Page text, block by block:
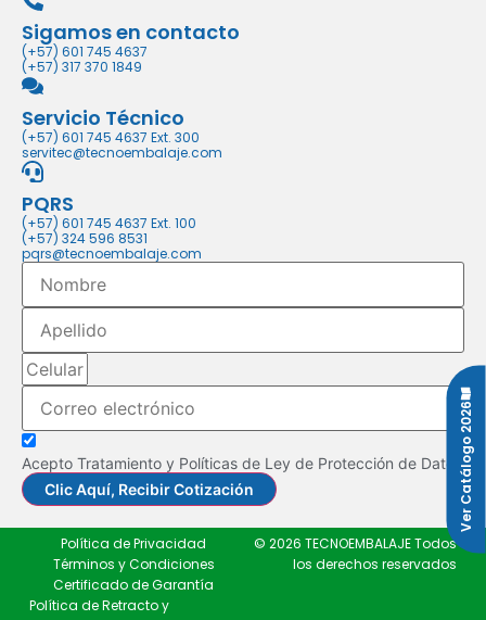
Ver Catálogo 2026
Sigamos en contacto
(+57) 601 745 4637
(+57) 317 370 1849
Servicio Técnico
(+57) 601 745 4637 Ext. 300
servitec@tecnoembalaje.com
PQRS
(+57) 601 745 4637 Ext. 100
(+57) 324 596 8531
pqrs@tecnoembalaje.com
Acepto Tratamiento y Políticas de Ley de Protección de Datos
Clic Aquí, Recibir Cotización
Política de Privacidad
Términos y Condiciones
Certificado de Garantía
Política de Retracto y
© 2026 TECNOEMBALAJE Todos
los derechos reservados